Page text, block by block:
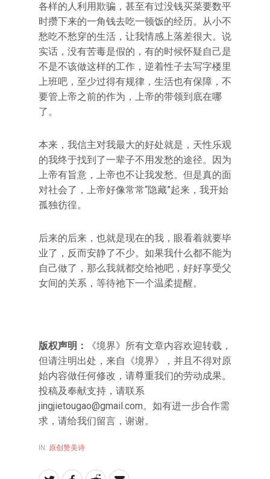
各样的人利用欺骗，甚至有过没钱买菜要数平
时攒下来的一角钱去吃一顿饭的经历。从小不
愁吃不愁穿的生活，让我情感上落差很大。说
实话，没有苦毒是假的，有的时候怀疑自己是
不是不该做这样的工作，逆着性子去写字楼里
上班吧，至少过得有规律，生活也有保障，不
要管上帝之前的作为，上帝的带领到底在哪
了。
本来，我信主对我最大的好处就是，天性乐观
的我终于找到了一辈子不用发愁的途径。因为
上帝有旨意，上帝也不让我发愁。但是真的面
对社会了，上帝好像常常“隐藏”起来，我开始
孤独彷徨。
后来的后来，也就是现在的我，眼看着就要毕
业了，反而安静了不少。如果我什么都不能为
自己做了，那么我就都交给祂吧，好好享受父
女间的关系，等待祂下一个温柔提醒。
版权声明：
《境界》所有文章内容欢迎转载，
但请注明出处，来自《境界》，并且不得对原
始内容做任何修改，请尊重我们的劳动成果。
投稿及奉献支持，请联系
jingjietougao@gmail.com。如有进一步合作需
求，请给我们留言，谢谢。
IN: 原创赞美诗